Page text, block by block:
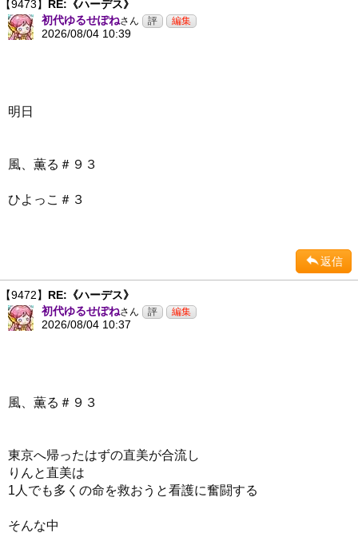
【9473】 RE:《ハーデス》
初代ゆるせぽねさん
2026/08/04 10:39
明日
風、薫る＃９３
ひよっこ＃３
返信
【9472】 RE:《ハーデス》
初代ゆるせぽねさん
2026/08/04 10:37
風、薫る＃９３
東京へ帰ったはずの直美が合流し
りんと直美は
1人でも多くの命を救おうと看護に奮闘する
そんな中